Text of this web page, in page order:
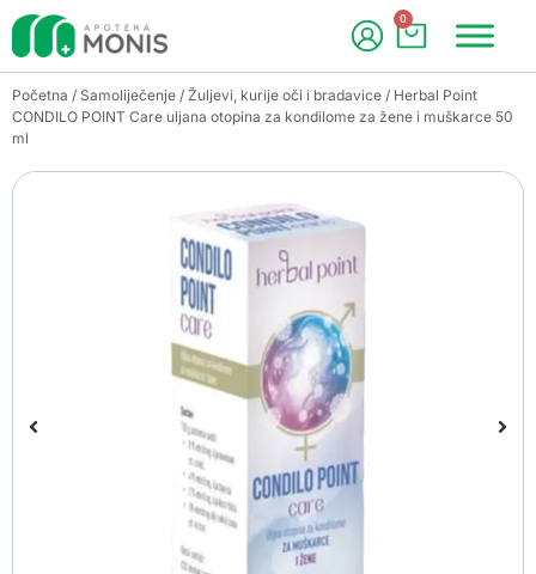
0
Početna / Samoliječenje / Žuljevi, kurije oči i bradavice / Herbal Point
CONDILO POINT Care uljana otopina za kondilome za žene i muškarce 50
ml